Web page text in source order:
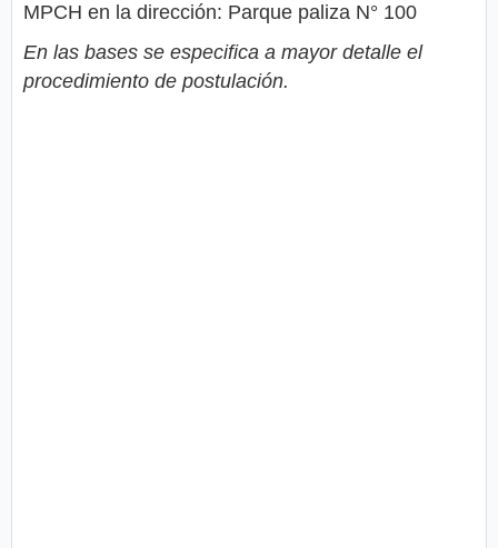
MPCH en la dirección: Parque paliza N° 100
En las bases se especifica a mayor detalle el
procedimiento de postulación.